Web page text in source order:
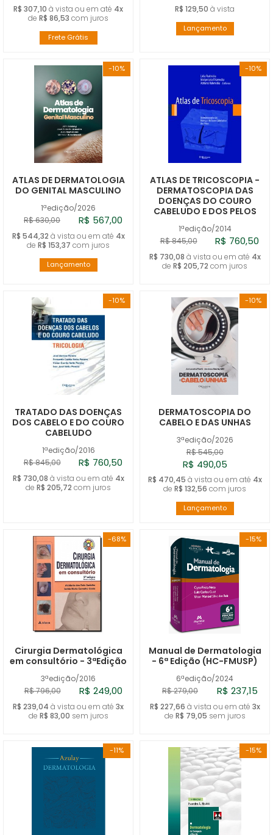
R$ 307,10 à vista ou em até 4x
de R$ 86,53 com juros
Frete Grátis
R$ 129,50 à vista
Lançamento
-10%
1ªedição/2026
ATLAS DE DERMATOLOGIA
DO GENITAL MASCULINO
R$ 630,00 R$ 567,00
R$ 544,32 à vista ou em até 4x
de R$ 153,37 com juros
Lançamento
-10%
1ªedição/2014
ATLAS DE TRICOSCOPIA -
DERMATOSCOPIA DAS
DOENÇAS DO COURO
CABELUDO E DOS PELOS
R$ 845,00 R$ 760,50
R$ 730,08 à vista ou em até 4x
de R$ 205,72 com juros
-10%
1ªedição/2016
TRATADO DAS DOENÇAS
DOS CABELO E DO COURO
CABELUDO
R$ 845,00 R$ 760,50
R$ 730,08 à vista ou em até 4x
de R$ 205,72 com juros
-10%
3ªedição/2026
DERMATOSCOPIA DO
CABELO E DAS UNHAS
R$ 545,00
R$ 490,05
R$ 470,45 à vista ou em até 4x
de R$ 132,56 com juros
Lançamento
-68%
3ªedição/2016
Cirurgia Dermatológica
em consultório - 3ªEdição
R$ 796,00 R$ 249,00
R$ 239,04 à vista ou em até 3x
de R$ 83,00 sem juros
-15%
6ªedição/2024
Manual de Dermatologia
- 6ª Edição (HC-FMUSP)
R$ 279,00 R$ 237,15
R$ 227,66 à vista ou em até 3x
de R$ 79,05 sem juros
-11% -15%